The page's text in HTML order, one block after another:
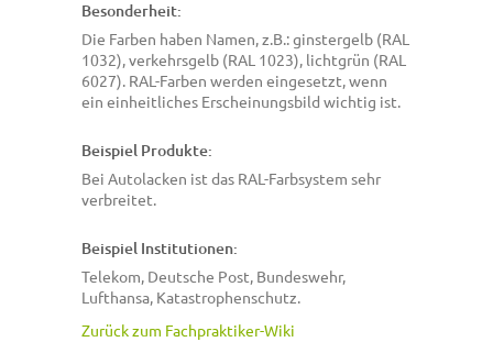
Besonderheit:
Die Farben haben Namen, z.B.: ginstergelb (RAL
1032), verkehrsgelb (RAL 1023), lichtgrün (RAL
6027). RAL-Farben werden eingesetzt, wenn
ein einheitliches Erscheinungsbild wichtig ist.
Beispiel Produkte:
Bei Autolacken ist das RAL-Farbsystem sehr
verbreitet.
Beispiel Institutionen:
Telekom, Deutsche Post, Bundeswehr,
Lufthansa, Katastrophenschutz.
Zurück zum Fachpraktiker-Wiki